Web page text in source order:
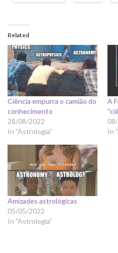
Related
Ciência empurra o camião do
conhecimento
28/08/2022
In "Astrologia"
A
In
Amizades astrológicas
05/05/2022
In "Astrologia"